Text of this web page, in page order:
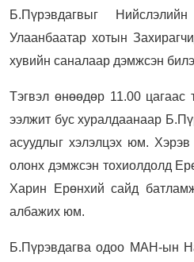
Б.Пүрэвдагвыг
Улаанбаатар хотын
хувийн саналаар дэмжсэн
Тэгвэл өнөөдөр 11.00
ээлжит бус хуралдаанаар
асуудлыг хэлэлцэх юм.
олонх дэмжсэн тохиолдолд
Харин Ерөнхий сайд
албажих юм.
Б.Пүрэвдагва одоо МАН-ын